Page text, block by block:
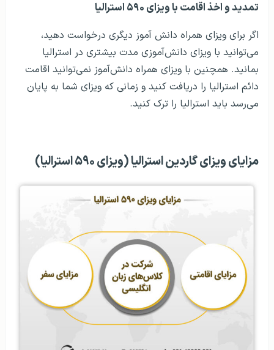
تمدید و اخذ اقامت با ویزای ۵۹۰ استرالیا
اگر برای ویزای همراه دانش‌ آموز دیگری درخواست دهید،
می‌توانید با ویزای دانش‌آموزی مدت بیشتری در استرالیا
بمانید. همچنین با ویزای همراه دانش‌آموز نمی‌توانید اقامت
دائم استرالیا را دریافت کنید و زمانی که ویزای شما به پایان
می‌رسد باید استرالیا را ترک کنید.
مزایای ویزای گاردین استرالیا (ویزای ۵۹۰ استرالیا)